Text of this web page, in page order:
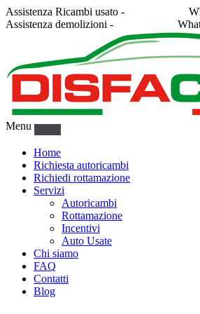
Assistenza Ricambi usato -
Assistenza demolizioni -
Menu
Home
Richiesta autoricambi
Richiedi rottamazione
Servizi
Autoricambi
Rottamazione
Incentivi
Auto Usate
Chi siamo
FAQ
Contatti
Blog